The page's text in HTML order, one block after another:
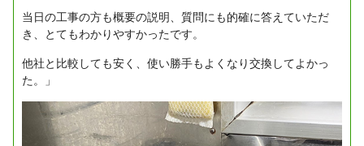
当日の工事の方も概要の説明、質問にも的確に答えていただ
き、とてもわかりやすかったです。
他社と比較しても安く、使い勝手もよくなり交換してよかっ
た。」